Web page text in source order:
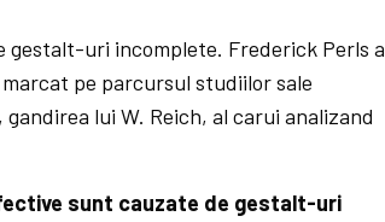
uri incomplete. Frederick Perls a
pe parcursul studiilor sale
lui W. Reich, al carui analizand
sunt cauzate de gestalt-uri